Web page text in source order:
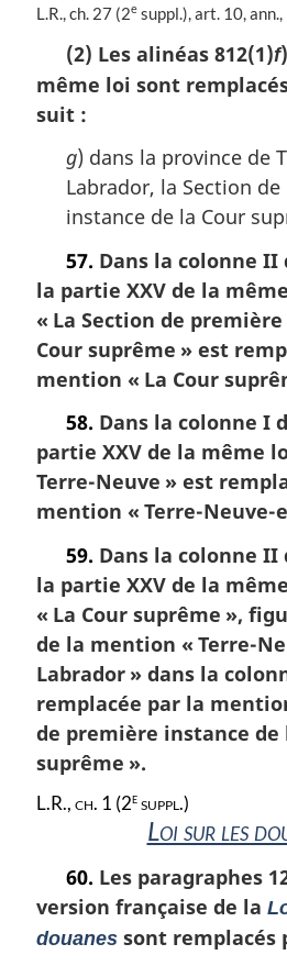
lN
e
a
e
:
L.R., ch. 27 (2e suppl.), art. 10, ann.,
(2) Les alinéas 812(1)f
même loi sont
suit :
g) dans la province de
Labrador, la Section
instance de la Cour
57. Dans la colonne II
la partie XXV de la
« La Section de
Cour suprême » est
mention « La Cour
58. Dans la colonne I
partie XXV de la même
Terre-Neuve » est
mention « Terre-Neuve-
59. Dans la colonne II
la partie XXV de la
« La Cour suprême »,
de la mention « Terre-
Labrador » dans la
remplacée par la
de première instance de
suprême ».
L.R., ch. 1 (2e suppl.)
Loi sur les
60. Les paragraphes
version française de la
douanes sont remplacés